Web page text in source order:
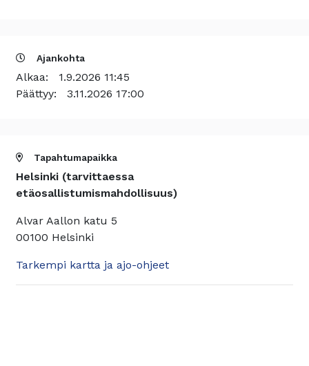
Ajankohta
Alkaa: 1.9.2026 11:45
Päättyy: 3.11.2026 17:00
Tapahtumapaikka
Helsinki (tarvittaessa
etäosallistumismahdollisuus)
Alvar Aallon katu 5
00100 Helsinki
Tarkempi kartta ja ajo-ohjeet